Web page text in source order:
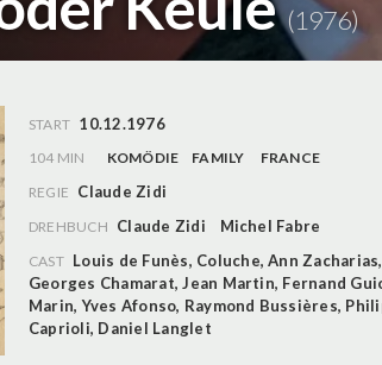
(1976)
START 10.12.1976
104 MIN KOMÖDIE FAMILY
FRANCE
REGIE Claude Zidi
DREHBUCH Claude Zidi Michel Fabre
CAST Louis de Funès, Coluche,Ann Zacharias,
Georges Chamarat,Jean Martin, Fernand
Marin,Yves Afonso, Raymond Bussières,
Caprioli, Daniel Langlet